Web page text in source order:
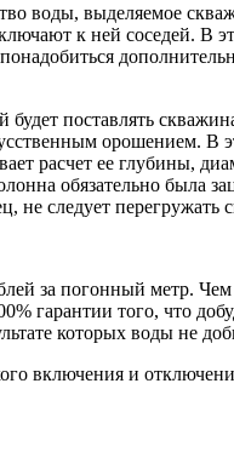
воды, выделяемое
к ней соседей. В
поставлять
орошением. В
расчет ее глубины,
обязательно была
не следует перегружать
за погонный метр.
гарантии того, что
которых воды не